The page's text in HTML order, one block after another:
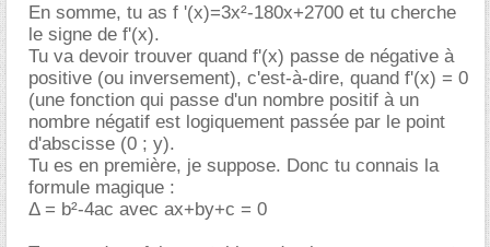
En somme, tu as f '(x)=3x²-180x+2700 et tu cherche
le signe de f'(x).
Tu va devoir trouver quand f'(x) passe de négative à
positive (ou inversement), c'est-à-dire, quand f'(x) = 0
(une fonction qui passe d'un nombre positif à un
nombre négatif est logiquement passée par le point
d'abscisse (0 ; y).
Tu es en première, je suppose. Donc tu connais la
formule magique :
Δ = b²-4ac avec ax+by+c = 0